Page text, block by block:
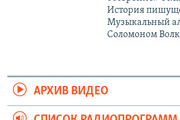
История
Музыкальный
Соломоном
АРХИВ ВИДЕО